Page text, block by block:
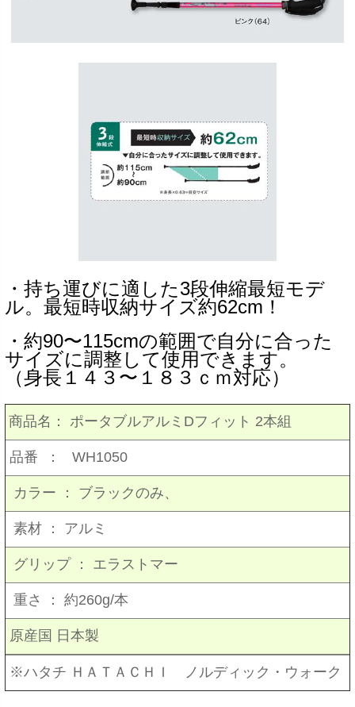
・持ち運びに適した3段伸縮最短モデ
ル。最短時収納サイズ約62cm！
・約90〜115cmの範囲で自分に合った
サイズに調整して使用できます。
（身長１４３〜１８３ｃｍ対応）
商品名： ポータブルアルミDフィット 2本組
品番 ： WH1050
カラー ： ブラックのみ、
素材 ： アルミ
グリップ ： エラストマー
重さ ： 約260g/本
原産国 日本製
※ハタチ ＨＡＴＡＣＨＩ ノルディック・ウォーク